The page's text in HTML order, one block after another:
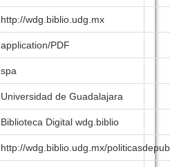
http://wdg.biblio.udg.mx
application/PDF
spa
Universidad de Guadalajara
Biblioteca Digital wdg.biblio
http://wdg.biblio.udg.mx/